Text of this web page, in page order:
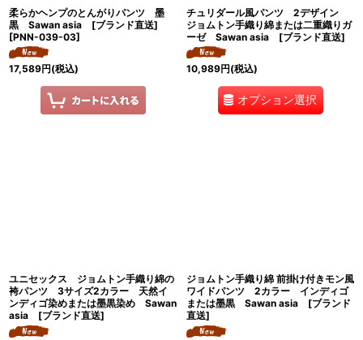
柔らかヘンプのとんがりパンツ 墨
黒 Sawan asia [ブランド直送]
[PNN-039-03]
17,589円(税込)
チュリダール風パンツ 2デザイン
ジョムトン手織り綿または二重織りガ
ーゼ Sawan asia [ブランド直送]
10,989円(税込)
オプション選択
ユニセックス ジョムトン手織り綿の
袴パンツ 3サイズ2カラー 天然イ
ンディゴ染めまたは墨黒染め Sawan
asia [ブランド直送]
ジョムトン手織り綿 前掛け付きモン風
ワイドパンツ 2カラー インディゴ
または墨黒 Sawan asia [ブランド
直送]